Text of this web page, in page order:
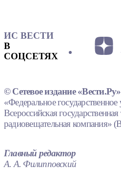
ИС ВЕСТИ
В
СОЦСЕТЯХ
© Сетевое издание «Вести.Ру»
«Федеральное
Всероссийская
радиовещательная компания»
Главный редактор
А. А. Филипповский